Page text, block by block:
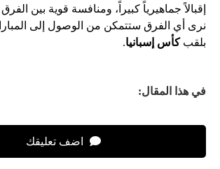
إقبالاً جماهيرياً كبيراً، ومنافسة قوية بين
نرى أي الفرق ستتمكن من الوصول إلى المباراة
بلقبكأس إسبانيا.
في هذا المقال:
اضف تعليقك